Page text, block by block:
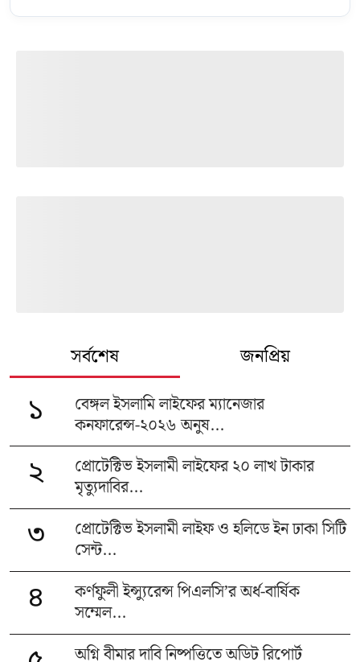
সর্বশেষ জনপ্রিয়
১
বেঙ্গল ইসলামি লাইফের ম্যানেজার
কনফারেন্স-২০২৬ অনুষ...
২
প্রোটেক্টিভ ইসলামী লাইফের ২০ লাখ টাকার
মৃত্যুদাবির...
৩
প্রোটেক্টিভ ইসলামী লাইফ ও হলিডে ইন ঢাকা সিটি
সেন্ট...
৪
কর্ণফুলী ইন্স্যুরেন্স পিএলসি’র অর্ধ-বার্ষিক
সম্মেল...
অগ্নি বীমার দাবি নিষ্পত্তিতে অডিট রিপোর্ট